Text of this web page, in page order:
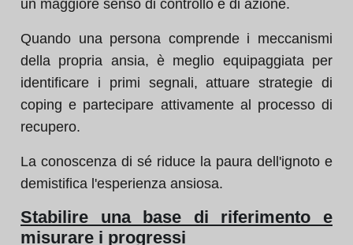
un maggiore senso di controllo e di azione.
Quando una persona comprende i meccanismi
della propria ansia, è meglio equipaggiata per
identificare i primi segnali, attuare strategie di
coping e partecipare attivamente al processo di
recupero.
La conoscenza di sé riduce la paura dell'ignoto e
demistifica l'esperienza ansiosa.
Stabilire una base di riferimento e
misurare i progressi